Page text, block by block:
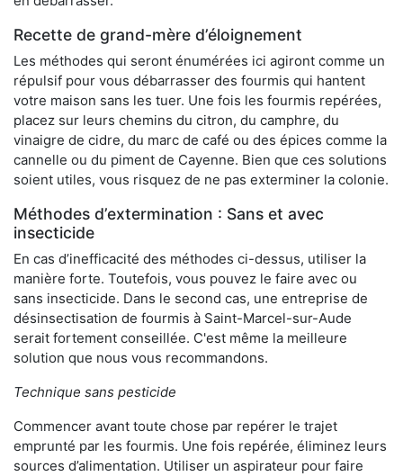
Recette de grand-mère d’éloignement
Les méthodes qui seront énumérées ici agiront comme un
répulsif pour vous débarrasser des fourmis qui hantent
votre maison sans les tuer. Une fois les fourmis repérées,
placez sur leurs chemins du citron, du camphre, du
vinaigre de cidre, du marc de café ou des épices comme la
cannelle ou du piment de Cayenne. Bien que ces solutions
soient utiles, vous risquez de ne pas exterminer la colonie.
Méthodes d’extermination : Sans et avec
insecticide
En cas d’inefficacité des méthodes ci-dessus, utiliser la
manière forte. Toutefois, vous pouvez le faire avec ou
sans insecticide. Dans le second cas, une entreprise de
désinsectisation de fourmis à Saint-Marcel-sur-Aude
serait fortement conseillée. C'est même la meilleure
solution que nous vous recommandons.
Technique sans pesticide
Commencer avant toute chose par repérer le trajet
emprunté par les fourmis. Une fois repérée, éliminez leurs
sources d’alimentation. Utiliser un aspirateur pour faire